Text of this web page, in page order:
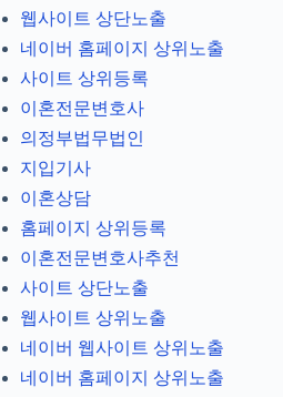
웹사이트 상단노출
네이버 홈페이지 상위노출
사이트 상위등록
이혼전문변호사
의정부법무법인
지입기사
이혼상담
홈페이지 상위등록
이혼전문변호사추천
사이트 상단노출
웹사이트 상위노출
네이버 웹사이트 상위노출
네이버 홈페이지 상위노출